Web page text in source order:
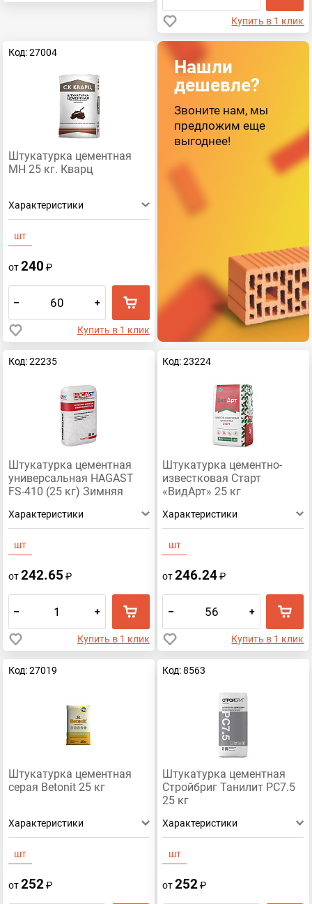
Купить в 1 клик
Код: 27004
Штукатурка цементная
МН 25 кг. Кварц
Характеристики
шт
от240 ₽
– +
Купить в 1 клик
Нашли
дешевле?
Звоните нам, мы
предложим еще
выгоднее!
Код: 22235
Штукатурка цементная
универсальная HAGAST
FS-410 (25 кг) Зимняя
Характеристики
шт
от242.65 ₽
– +
Купить в 1 клик
Код: 23224
Штукатурка цементно-
известковая Старт
«ВидАрт» 25 кг
Характеристики
шт
от246.24₽
– +
Купить в 1 клик
Код: 27019
Штукатурка цементная
серая Betonit 25 кг
Характеристики
шт
от252₽
Код: 8563
Штукатурка цементная
Стройбриг Танилит РС7.5
25 кг
Характеристики
шт
от252₽